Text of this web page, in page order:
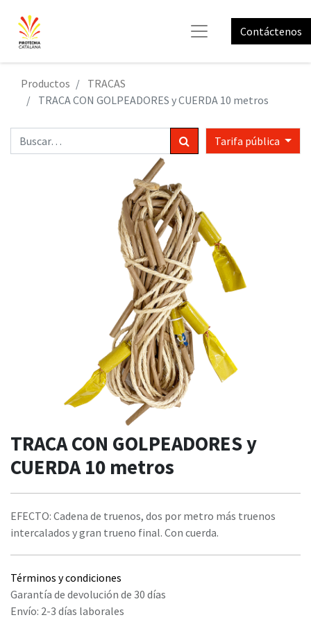
Contáctenos
Productos
TRACAS
TRACA CON GOLPEADORES y CUERDA 10 metros
Tarifa pública
TRACA CON GOLPEADORES y
CUERDA 10 metros
EFECTO: Cadena de truenos, dos por metro más truenos
intercalados y gran trueno final. Con cuerda.
Términos y condiciones
Garantía de devolución de 30 días
Envío: 2-3 días laborales